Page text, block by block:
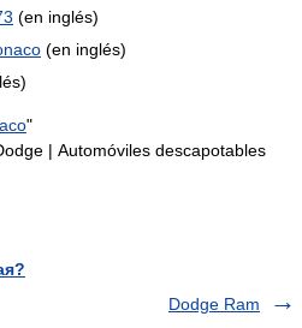
(en inglés)
(en inglés)
"
| Automóviles descapotables
Dodge Ram